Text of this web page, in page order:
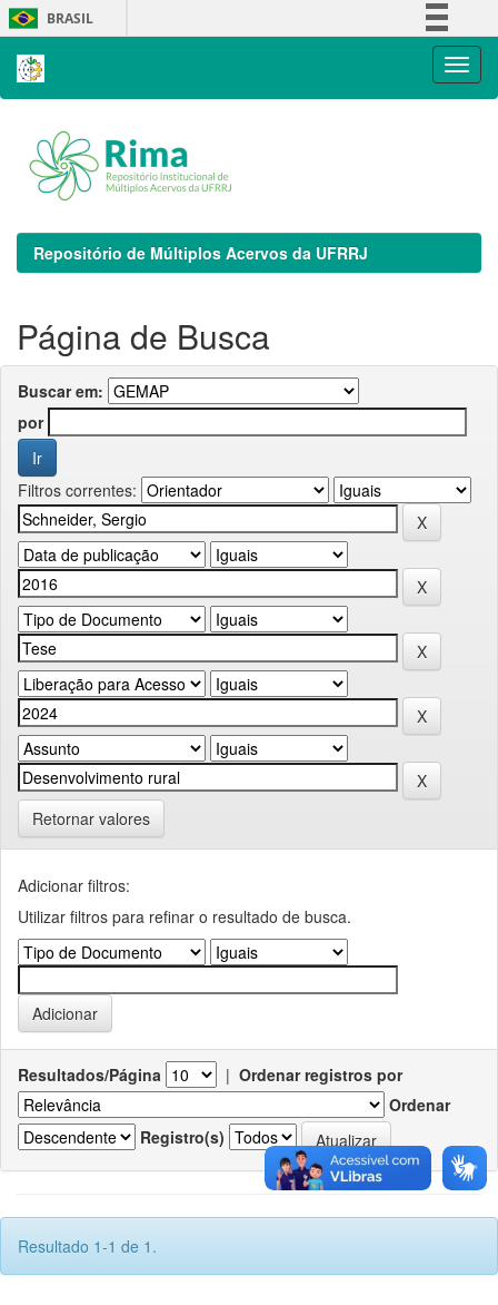
Skip
navigation
BRASIL
Repositório de Múltiplos Acervos da UFRRJ
Página de Busca
Buscar em:
por
Filtros correntes:
Retornar valores
Adicionar filtros:
Utilizar filtros para refinar o resultado de busca.
Resultados/Página | Ordenar registros por
Ordenar
Registro(s)
Resultado 1-1 de 1.